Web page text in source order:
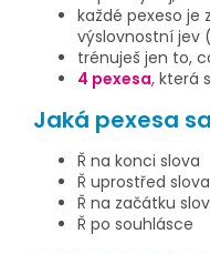
každé pexeso je
výslovnostní jev
trénuješ jen to,
4 pexesa, která
Jaká pexesa
Ř na konci slova
Ř uprostřed slova
Ř na začátku
Ř po souhlásce